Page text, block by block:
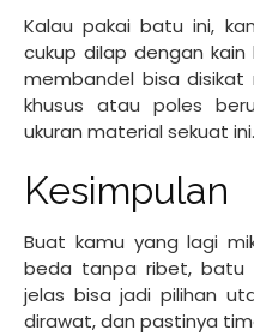
Kalau pakai batu ini,
cukup dilap dengan
membandel bisa disikat
khusus atau poles
ukuran material sekuat ini.
Kesimpulan
Buat kamu yang lagi
beda tanpa ribet, batu
jelas bisa jadi pilihan
dirawat, dan pastinya